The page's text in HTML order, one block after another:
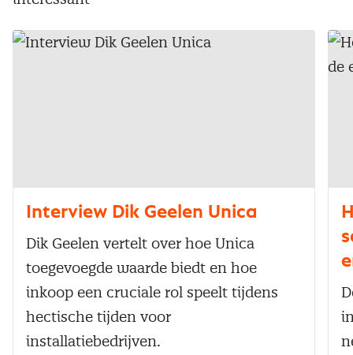
Interview Dik Geelen Unica
Dik Geelen vertelt over hoe Unica
toegevoegde waarde biedt en hoe
inkoop een cruciale rol speelt tijdens
hectische tijden voor
installatiebedrijven.